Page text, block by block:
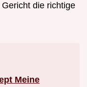
die richtige
Meine